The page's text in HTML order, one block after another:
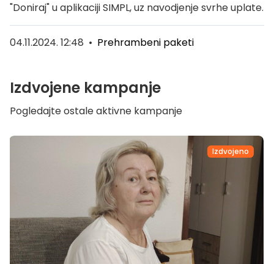
"Doniraj" u aplikaciji SIMPL, uz navodjenje svrhe uplate.
04.11.2024. 12:48 • Prehrambeni paketi
Izdvojene kampanje
Pogledajte ostale aktivne kampanje
Izdvojeno